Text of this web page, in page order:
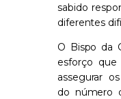
sabido
diferentes
O Bispo da
esforço
assegurar
do número